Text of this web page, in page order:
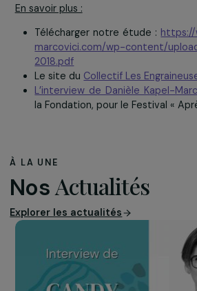
sur des thèmes aussi variés que
comme arme de sensibilisation
l’écoféminisme. La
variée, aura permis de
de tous âges autour de la
500 personnes sont venues
belle réussite pour cette première